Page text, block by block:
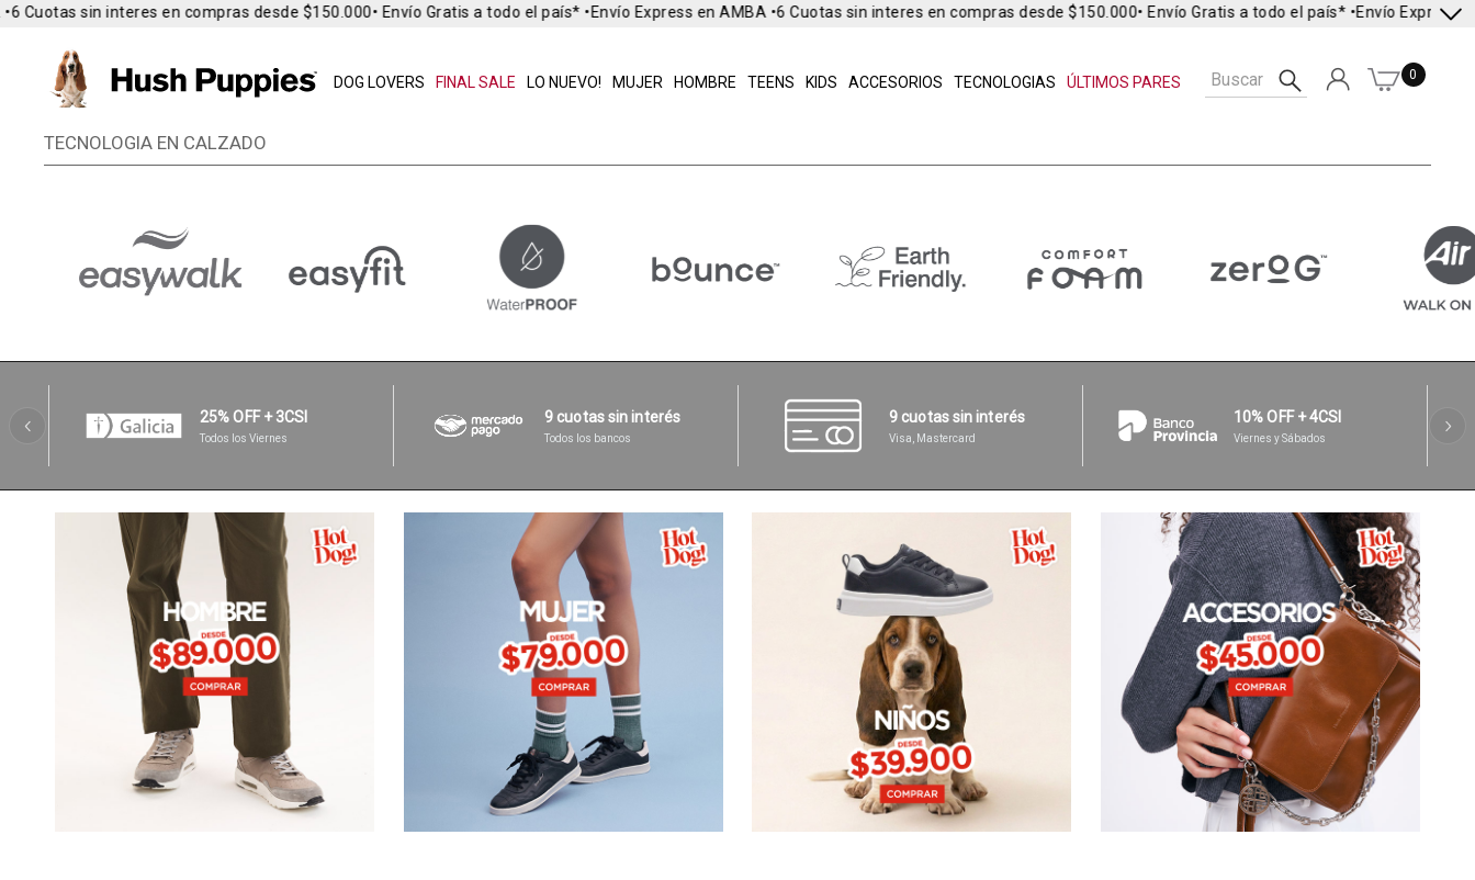
DOG LOVERS FINAL SALE LO NUEVO! MUJER HOMBRE TEENS KIDS ACCESORIOS TECNOLOGIAS ÚLTIMOS PARES
Cuotas sin interes en compras desde $150.000• Envío Gratis a todo el país* •Envío Express en AMBA •6 Cuotas sin interes en compras desde $150.000• Envío Gratis a todo el país* •Envío Express en
0
TECNOLOGIA EN CALZADO
25% OFF + 3CSI
Todos los Viernes
9 cuotas sin interés
Todos los bancos
9 cuotas sin interés
Visa, Mastercard
10% OFF + 4CSI
Viernes y Sábados